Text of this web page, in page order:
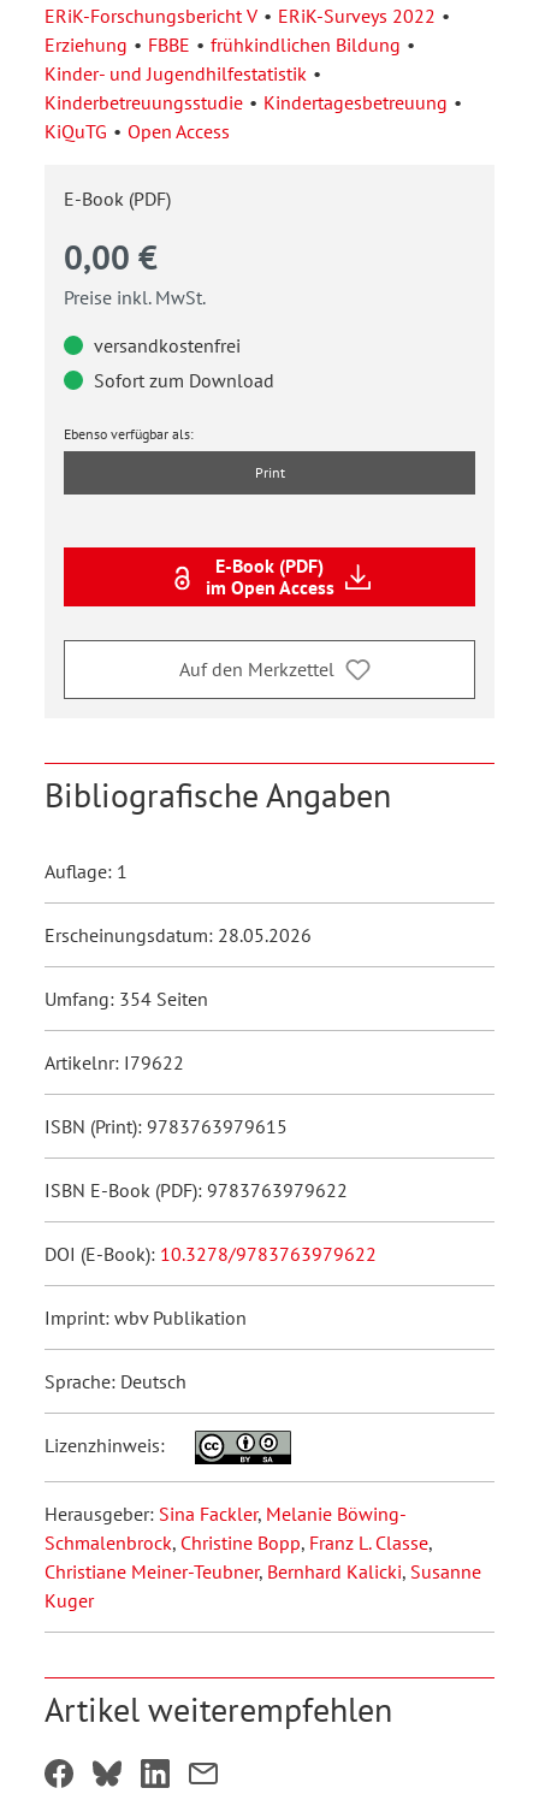
ERiK-Forschungsbericht V
ERiK-Surveys 2022
Erziehung
FBBE
frühkindlichen Bildung
Kinder- und Jugendhilfestatistik
Kinderbetreuungsstudie
Kindertagesbetreuung
KiQuTG
Open Access
E-Book (PDF)
0,00 €
Preise inkl. MwSt.
versandkostenfrei
Sofort zum Download
Ebenso verfügbar als:
Print
E-Book (PDF)
im Open Access
Auf den Merkzettel
Bibliografische Angaben
Auflage: 1
Erscheinungsdatum: 28.05.2026
Umfang: 354 Seiten
Artikelnr: I79622
ISBN (Print): 9783763979615
ISBN E-Book (PDF): 9783763979622
DOI (E-Book): 10.3278/9783763979622
Imprint: wbv Publikation
Sprache: Deutsch
Lizenzhinweis:
Herausgeber: Sina Fackler, Melanie Böwing-
Schmalenbrock, Christine Bopp, Franz L. Classe,
Christiane Meiner-Teubner, Bernhard Kalicki, Susanne
Kuger
Artikel weiterempfehlen